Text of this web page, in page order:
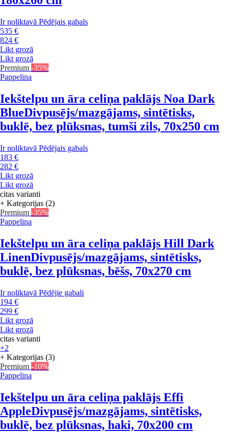
Ir noliktavā Pēdējais gabals
535 €
824 €
Likt grozā
Likt grozā
Premium -35%
Pappelina
Iekštelpu un āra celiņa paklājs Noa Dark
BlueDivpusējs/mazgājams, sintētisks,
buklē, bez plūksnas, tumši zils, 70x250 cm
Ir noliktavā Pēdējais gabals
183 €
282 €
Likt grozā
Likt grozā
citas varianti
+ Kategorijas (2)
Premium -35%
Pappelina
Iekštelpu un āra celiņa paklājs Hill Dark
LinenDivpusējs/mazgājams, sintētisks,
buklē, bez plūksnas, bēšs, 70x270 cm
Ir noliktavā Pēdējie gabali
194 €
299 €
Likt grozā
Likt grozā
citas varianti
+2
+ Kategorijas (3)
Premium -10%
Pappelina
Iekštelpu un āra celiņa paklājs Effi
AppleDivpusējs/mazgājams, sintētisks,
buklē, bez plūksnas, haki, 70x200 cm